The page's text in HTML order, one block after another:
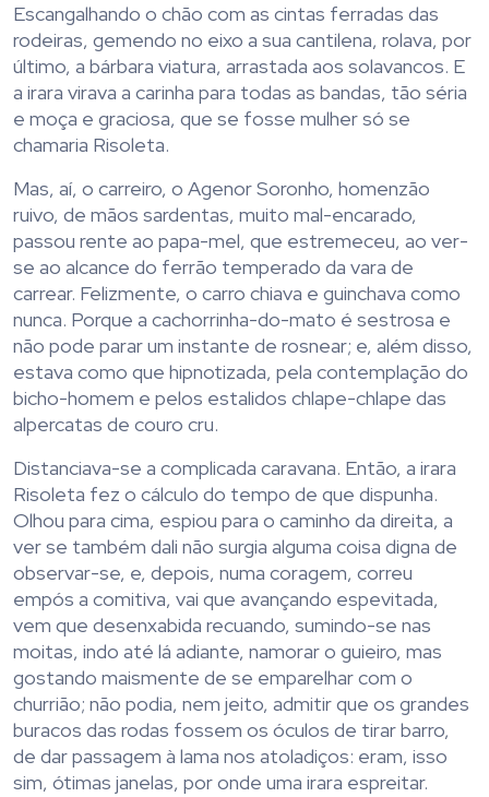
Escangalhando o chão com as cintas ferradas das
rodeiras, gemendo no eixo a sua cantilena, rolava, por
último, a bárbara viatura, arrastada aos solavancos. E
a irara virava a carinha para todas as bandas, tão séria
e moça e graciosa, que se fosse mulher só se
chamaria Risoleta.
Mas, aí, o carreiro, o Agenor Soronho, homenzão
ruivo, de mãos sardentas, muito mal-encarado,
passou rente ao papa-mel, que estremeceu, ao ver-
se ao alcance do ferrão temperado da vara de
carrear. Felizmente, o carro chiava e guinchava como
nunca. Porque a cachorrinha-do-mato é sestrosa e
não pode parar um instante de rosnear; e, além disso,
estava como que hipnotizada, pela contemplação do
bicho-homem e pelos estalidos chlape-chlape das
alpercatas de couro cru.
Distanciava-se a complicada caravana. Então, a irara
Risoleta fez o cálculo do tempo de que dispunha.
Olhou para cima, espiou para o caminho da direita, a
ver se também dali não surgia alguma coisa digna de
observar-se, e, depois, numa coragem, correu
empós a comitiva, vai que avançando espevitada,
vem que desenxabida recuando, sumindo-se nas
moitas, indo até lá adiante, namorar o guieiro, mas
gostando maismente de se emparelhar com o
churrião; não podia, nem jeito, admitir que os grandes
buracos das rodas fossem os óculos de tirar barro,
de dar passagem à lama nos atoladiços: eram, isso
sim, ótimas janelas, por onde uma irara espreitar.